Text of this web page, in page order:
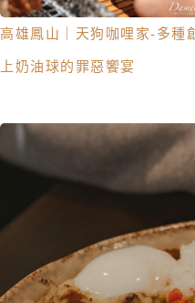
高雄鳳山｜天狗咖哩家-多種
上奶油球的罪惡饗宴